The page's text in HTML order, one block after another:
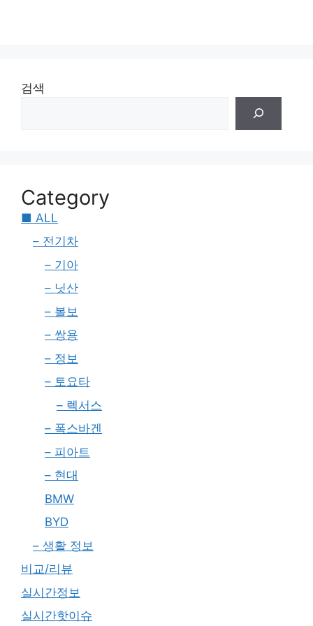
검색
Category
■ ALL
– 전기차
– 기아
– 닛산
– 볼보
– 쌍용
– 정보
– 토요타
– 렉서스
– 폭스바겐
– 피아트
– 현대
BMW
BYD
– 생활 정보
비교/리뷰
실시간정보
실시간핫이슈